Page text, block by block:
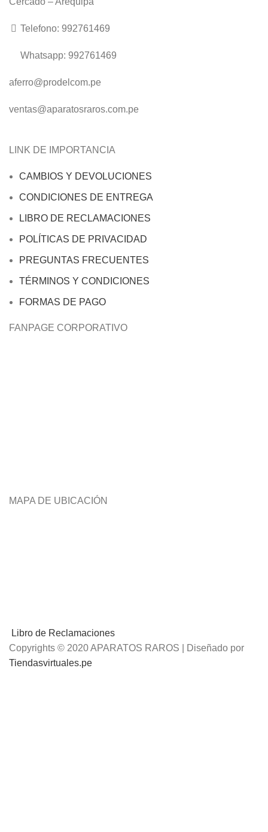
Telefono: 992761469
Whatsapp: 992761469
aferro@prodelcom.pe
ventas@aparatosraros.com.pe
LINK DE IMPORTANCIA
CAMBIOS Y DEVOLUCIONES
CONDICIONES DE ENTREGA
LIBRO DE RECLAMACIONES
POLÍTICAS DE PRIVACIDAD
PREGUNTAS FRECUENTES
TÉRMINOS Y CONDICIONES
FORMAS DE PAGO
FANPAGE CORPORATIVO
MAPA DE UBICACIÓN
Libro de Reclamaciones
Copyrights © 2020 APARATOS RAROS | Diseñado por
Tiendasvirtuales.pe